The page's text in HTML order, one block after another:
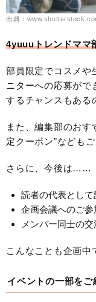
出典：
4yuuuトレンドママ
部員限定でコスメや
ニターへの応募がで
するチャンスもあ
また、編集部のおす
定クーポン”なども
さらに、今後は……
読者の代表とし
企画会議へのご参
メンバー同士の交
こんなことも企画中
イベントの一部をご